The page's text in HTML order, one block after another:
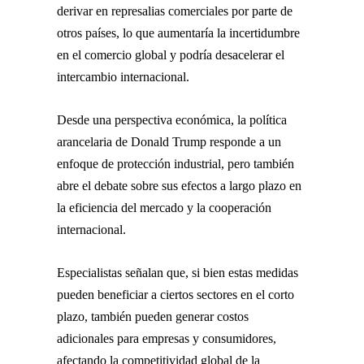
derivar en represalias comerciales por parte de
otros países, lo que aumentaría la incertidumbre
en el comercio global y podría desacelerar el
intercambio internacional.
Desde una perspectiva económica, la política
arancelaria de Donald Trump responde a un
enfoque de protección industrial, pero también
abre el debate sobre sus efectos a largo plazo en
la eficiencia del mercado y la cooperación
internacional.
Especialistas señalan que, si bien estas medidas
pueden beneficiar a ciertos sectores en el corto
plazo, también pueden generar costos
adicionales para empresas y consumidores,
afectando la competitividad global de la